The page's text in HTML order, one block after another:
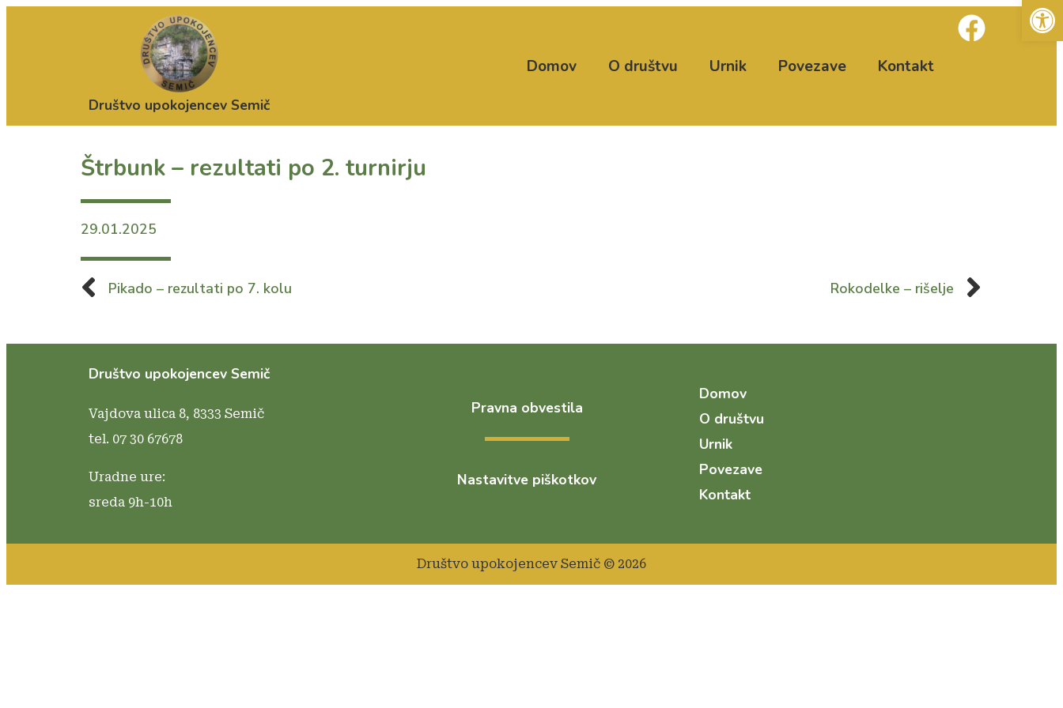
Društvo upokojencev Semič
Domov O društvu Urnik Povezave Kontakt
Štrbunk – rezultati po 2. turnirju
29.01.2025
Pikado – rezultati po 7. kolu Rokodelke – rišelje
Društvo upokojencev Semič
Vajdova ulica 8, 8333 Semič
tel. 07 30 67678
Uradne ure:
sreda 9h-10h
Pravna obvestila
Nastavitve piškotkov
Domov
O društvu
Urnik
Povezave
Kontakt
Društvo upokojencev Semič © 2026